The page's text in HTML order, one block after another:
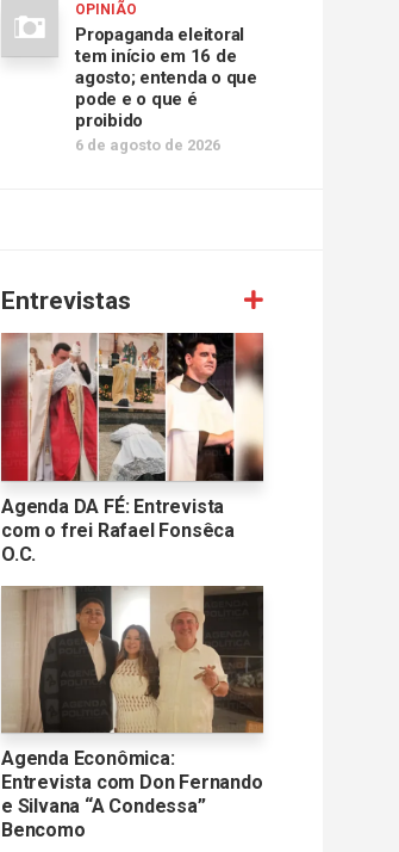
OPINIÃO
Propaganda eleitoral
tem início em 16 de
agosto; entenda o que
pode e o que é
proibido
6 de agosto de 2026
Entrevistas
Agenda DA FÉ: Entrevista
com o frei Rafael Fonsêca
O.C.
Agenda Econômica:
Entrevista com Don Fernando
e Silvana “A Condessa”
Bencomo